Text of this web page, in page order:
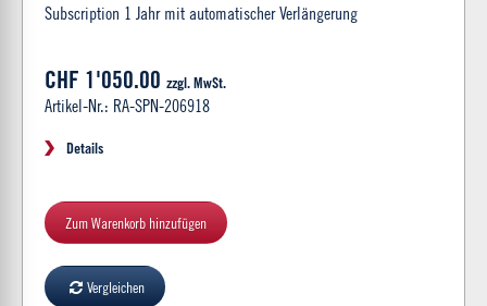
Subscription 1 Jahr mit automatischer Verlängerung
CHF 1'050.00 zzgl. MwSt.
Artikel-Nr.: RA-SPN-206918
Details
Zum Warenkorb hinzufügen
Vergleichen